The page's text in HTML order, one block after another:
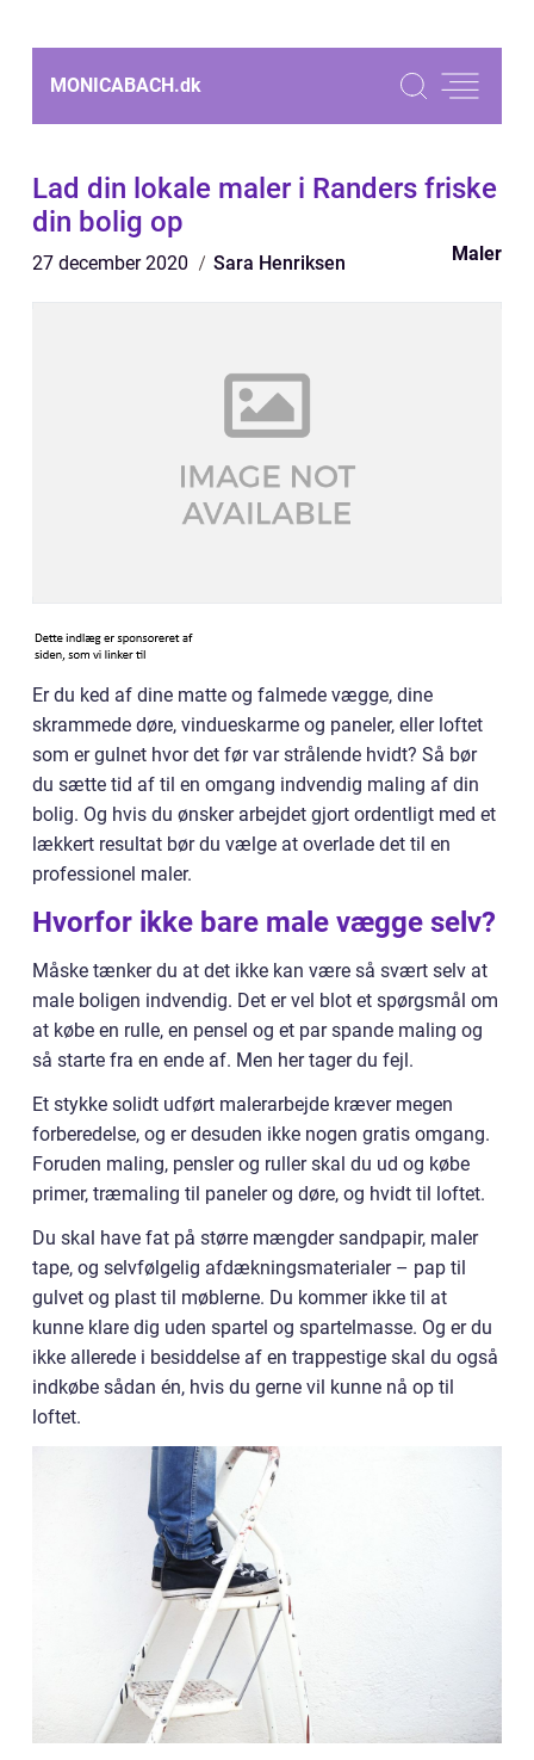
MONICABACH.dk
Lad din lokale maler i Randers friske
din bolig op
27 december 2020 Sara Henriksen Maler
Er du ked af dine matte og falmede vægge, dine
skrammede døre, vindueskarme og paneler, eller loftet
som er gulnet hvor det før var strålende hvidt? Så bør
du sætte tid af til en omgang indvendig maling af din
bolig. Og hvis du ønsker arbejdet gjort ordentligt med et
lækkert resultat bør du vælge at overlade det til en
professionel maler.
Hvorfor ikke bare male vægge selv?
Måske tænker du at det ikke kan være så svært selv at
male boligen indvendig. Det er vel blot et spørgsmål om
at købe en rulle, en pensel og et par spande maling og
så starte fra en ende af. Men her tager du fejl.
Et stykke solidt udført malerarbejde kræver megen
forberedelse, og er desuden ikke nogen gratis omgang.
Foruden maling, pensler og ruller skal du ud og købe
primer, træmaling til paneler og døre, og hvidt til loftet.
Du skal have fat på større mængder sandpapir, maler
tape, og selvfølgelig afdækningsmaterialer – pap til
gulvet og plast til møblerne. Du kommer ikke til at
kunne klare dig uden spartel og spartelmasse. Og er du
ikke allerede i besiddelse af en trappestige skal du også
indkøbe sådan én, hvis du gerne vil kunne nå op til
loftet.